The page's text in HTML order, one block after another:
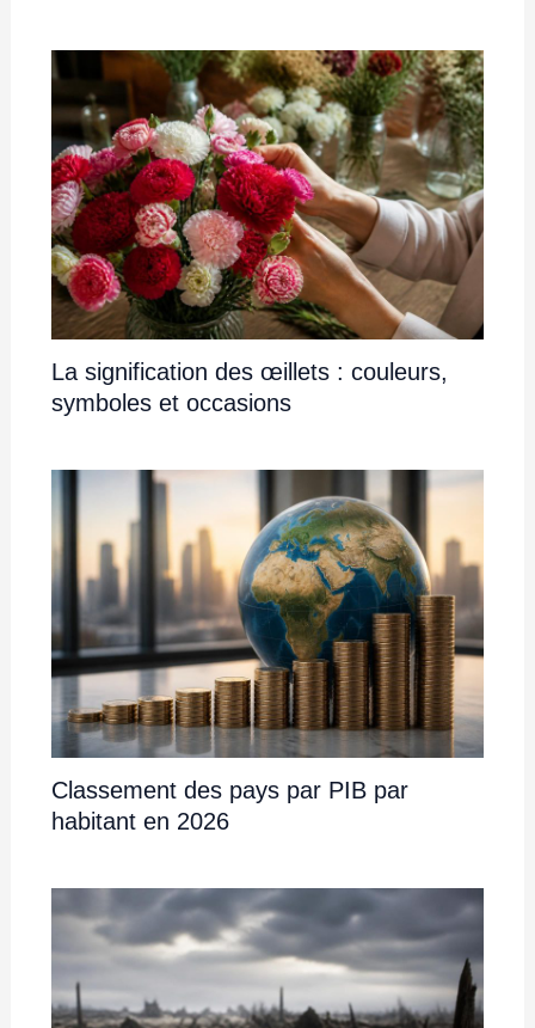
La signification des œillets : couleurs,
symboles et occasions
Classement des pays par PIB par
habitant en 2026